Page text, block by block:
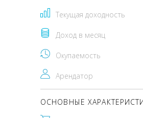
Текущая доходность
Доход в месяц
Окупаемость
Арендатор
ОСНОВНЫЕ